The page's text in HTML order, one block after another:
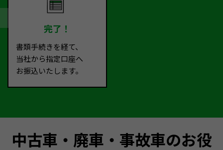
完了！
書類手続きを経て、
当社から指定口座へ
お振込いたします。
中古車・廃車・事故車のお役